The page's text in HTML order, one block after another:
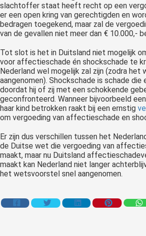
slachtoffer staat heeft recht op een
er een open kring van gerechtigden en
bedragen toegekend, maar zal de
van de gevallen niet meer dan € 10.000,-
Tot slot is het in Duitsland niet mogelijk
voor affectieschade én shockschade te
Nederland wel mogelijk zal zijn (zodra
aangenomen). Shockschade is schade
doordat hij of zij met een schokkende
geconfronteerd. Wanneer bijvoorbeeld
haar kind betrokken raakt bij een ernstig
om vergoeding van affectieschade en
Er zijn dus verschillen tussen het
de Duitse wet die vergoeding van
maakt, maar nu Duitsland
maakt kan Nederland niet langer
het wetsvoorstel snel aangenomen.